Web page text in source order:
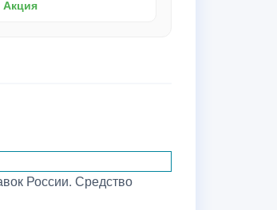
Акция
России. Средство